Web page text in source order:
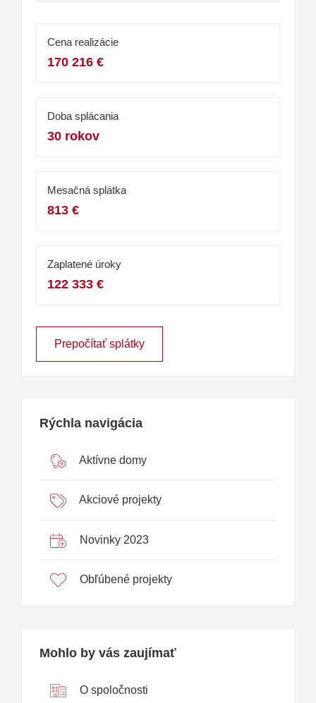
Cena realizácie
170 216 €
Doba splácania
30 rokov
Mesačná splátka
813 €
Zaplatené úroky
122 333 €
Prepočítať splátky
Rýchla navigácia
Aktívne domy
Akciové projekty
Novinky 2023
Obľúbené projekty
Mohlo by vás zaujímať
O spoločnosti